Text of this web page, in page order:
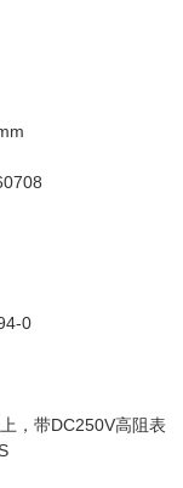
0
，带DC250V高阻表